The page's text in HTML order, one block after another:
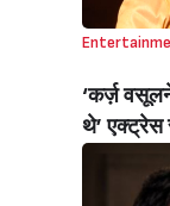
‘कर्ज़
थे’ एक्ट्रेस
करोड़ का
C ग्रेड